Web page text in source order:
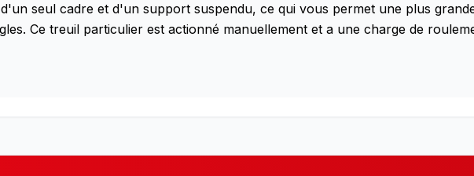
seul cadre et d'un support suspendu, ce qui vous permet une plus
Ce treuil particulier est actionné manuellement et a une charge de